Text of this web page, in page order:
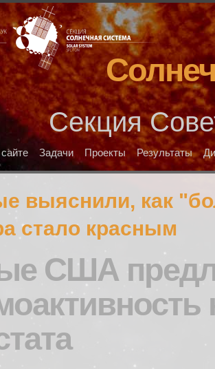
Секция
Задачи Проекты Результаты
выяснили, как
стало красным
США